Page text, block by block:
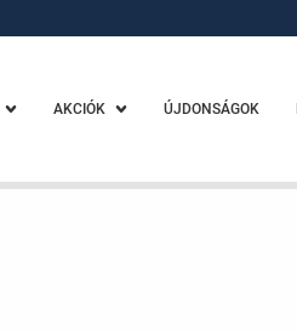
AKCIÓK ÚJDONSÁGOK